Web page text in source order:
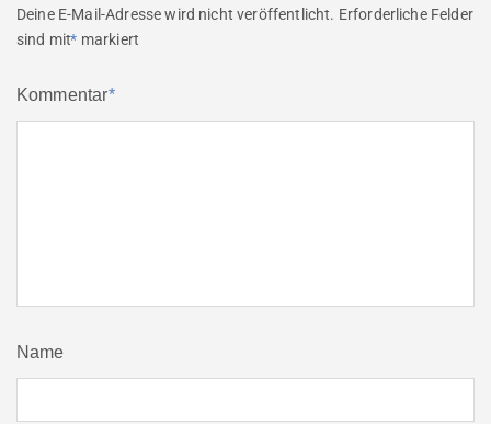
Deine E-Mail-Adresse wird nicht veröffentlicht. Erforderliche Felder
sind mit* markiert
Kommentar*
Name